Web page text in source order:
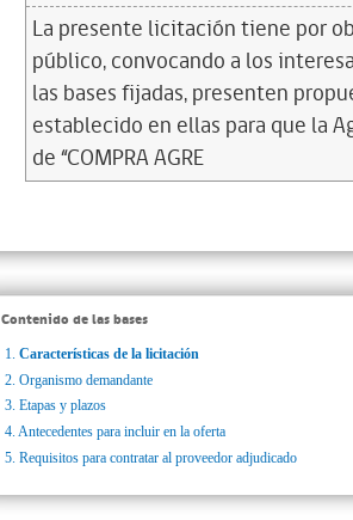
La presente licitación tiene por
público, convocando a los
las bases fijadas, presenten
establecido en ellas para que la
de “COMPRA AGRE
Contenido de las bases
1. Características de la licitación
2. Organismo demandante
3. Etapas y plazos
4. Antecedentes para incluir en la oferta
5. Requisitos para contratar al proveedor adjudicado